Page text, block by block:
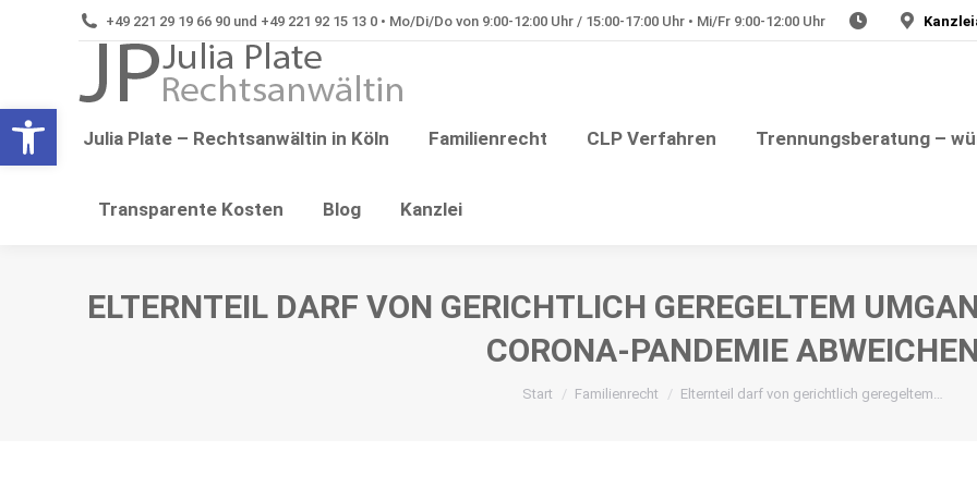
Open toolbar
+49 221 29 19 66 90 und +49 221 92 15 13 0 • Mo/Di/Do von 9:00-12:00 Uhr / 15:00-17:00 Uhr • Mi/Fr 9:00-12:00 Uhr
Julia Plate – Rechtsanwältin in Köln Familienrecht CLP Verfahren Trennungsberatung –
Transparente Kosten Blog Kanzlei
ELTERNTEIL DARF VON GERICHTLICH GEREGELTEM
CORONA-PANDEMIE
Sie befinden sich hier:
Start Familienrecht Elternteil darf von gerichtlich geregeltem…
Julia Plate –